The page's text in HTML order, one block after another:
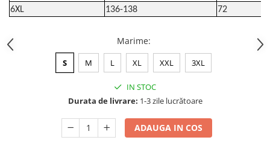
6XL
136-138 72
Marime:
S M L XL XXL 3XL
IN STOC
Durata de livrare: 1-3 zile lucrătoare
ADAUGA IN COS